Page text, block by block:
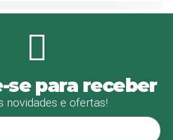
se para receber
novidades e ofertas!